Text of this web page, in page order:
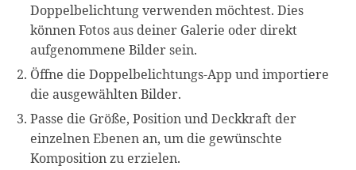
Doppelbelichtung verwenden möchtest. Dies
können Fotos aus deiner Galerie oder direkt
aufgenommene Bilder sein.
Öffne die Doppelbelichtungs-App und importiere
die ausgewählten Bilder.
Passe die Größe, Position und Deckkraft der
einzelnen Ebenen an, um die gewünschte
Komposition zu erzielen.